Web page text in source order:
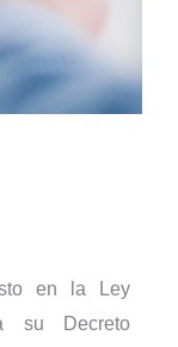
en la Ley
su Decreto